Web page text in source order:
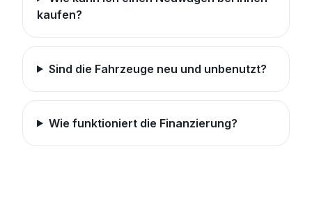
kaufen?
Sind die Fahrzeuge neu und unbenutzt?
Wie funktioniert die Finanzierung?